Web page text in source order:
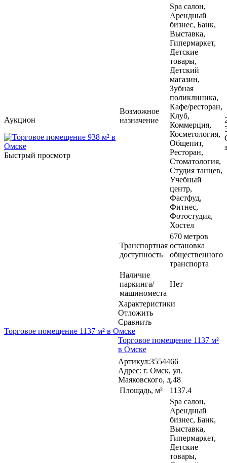
Аукцион
Быстрый просмотр
Возможное
назначение
Spa салон,
Арендный
бизнес, Банк,
Выставка,
Гипермаркет,
Детские
товары,
Детский
магазин,
Зубная
поликлиника,
Кафе/ресторан,
Клуб,
Коммерция,
Косметология,
Общепит,
Ресторан,
Стоматология,
Студия танцев,
Учебный
центр,
Фастфуд,
Фитнес,
Фотостудия,
Хостел
Транспортная
доступность
670 метров
остановка
общественного
транспорта
Наличие
паркинга/
машиноместа
Нет
Характеристики
Отложить
Сравнить
Торговое помещение 1137 м² в Омске
Торговое помещение 1137 м²
в Омске
Артикул:3554466
Адрес: г. Омск, ул.
Маяковского, д.48
Площадь, м²
1137.4
Spa салон,
Арендный
бизнес, Банк,
Выставка,
Гипермаркет,
Детские
товары,